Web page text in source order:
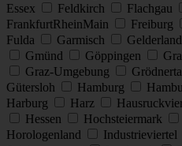
Essex
Feldkirch Flachgau
FrankfurtRheinMain
Freiburg
Fulda
Garmisch Gelderland
Gmünd
Göppingen
Graz-Umgebung
Gütersloh
Hamburg
Harburg
Harz
Hessen
Hochsteiermark
Horologenland
Industrieviertel